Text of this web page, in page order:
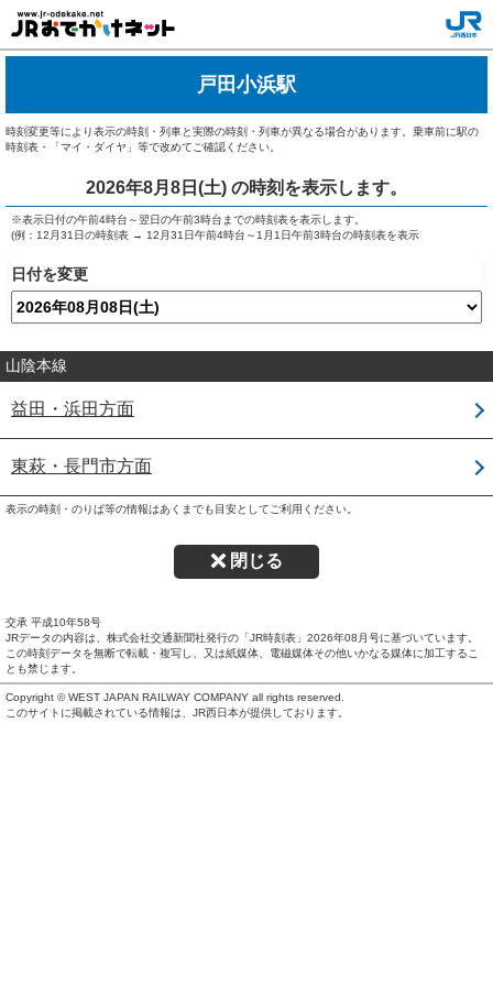
戸田小浜駅
時刻変更等により表示の時刻・列車と実際の時刻・列車が異なる場合があります。乗車前に駅の
時刻表・「マイ・ダイヤ」等で改めてご確認ください。
2026年8月8日(土) の時刻を表示します。
日付を変更
※表示日付の午前4時台～翌日の午前3時台までの時刻表を表示します。
(例：12月31日の時刻表 → 12月31日午前4時台～1月1日午前3時台の時刻表を表示
山陰本線
益田・浜田方面
東萩・長門市方面
表示の時刻・のりば等の情報はあくまでも目安としてご利用ください。
閉じる
交承 平成10年58号
JRデータの内容は、株式会社交通新聞社発行の「JR時刻表」 2026年08月号に基づいています。
この時刻データを無断で転載・複写し、又は紙媒体、電磁媒体その他いかなる媒体に加工するこ
とも禁じます。
Copyright © WEST JAPAN RAILWAY COMPANY all rights reserved.
このサイトに掲載されている情報は、JR西日本が提供しております。